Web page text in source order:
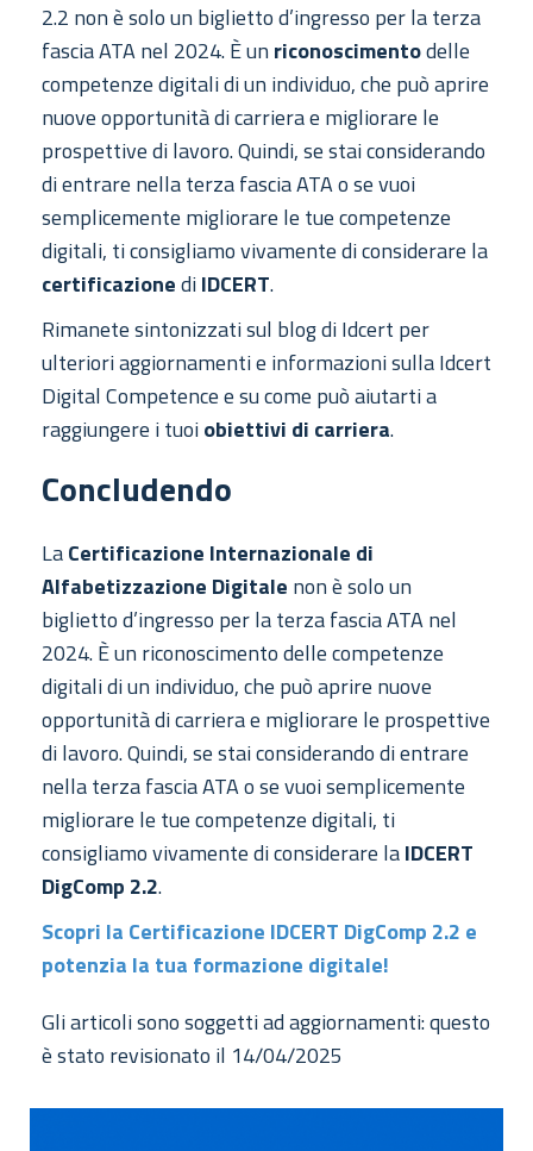
2.2 non è solo un biglietto d’ingresso per la terza
fascia ATA nel 2024. È un riconoscimentodelle
competenze digitali di un individuo, che può aprire
nuove opportunità di carriera e migliorare le
prospettive di lavoro. Quindi, se stai considerando
di entrare nella terza fascia ATA o se vuoi
semplicemente migliorare le tue competenze
digitali, ti consigliamo vivamente di considerare la
certificazionediIDCERT.
Rimanete sintonizzati sul blog di Idcert per
ulteriori aggiornamenti e informazioni sulla Idcert
Digital Competence e su come può aiutarti a
raggiungere i tuoiobiettivi di carriera.
Concludendo
LaCertificazione Internazionale di
Alfabetizzazione Digitale non è solo un
biglietto d’ingresso per la terza fascia ATA nel
2024. È un riconoscimento delle competenze
digitali di un individuo, che può aprire nuove
opportunità di carriera e migliorare le prospettive
di lavoro. Quindi, se stai considerando di entrare
nella terza fascia ATA o se vuoi semplicemente
migliorare le tue competenze digitali, ti
consigliamo vivamente di considerare laIDCERT
DigComp 2.2.
Scopri la Certificazione IDCERT DigComp 2.2 e
potenzia la tua formazione digitale!
Gli articoli sono soggetti ad aggiornamenti: questo
è stato revisionato il 14/04/2025